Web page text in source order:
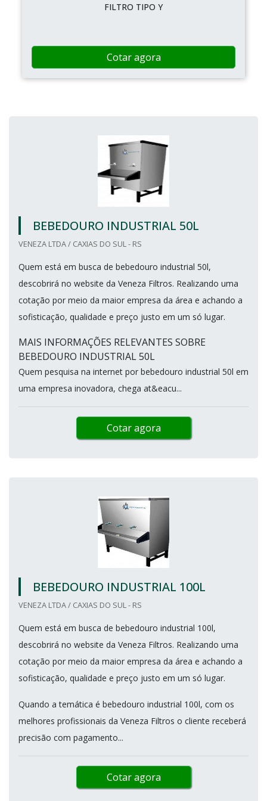
FILTRO TIPO Y
Cotar agora
BEBEDOURO INDUSTRIAL 50L
VENEZA LTDA / CAXIAS DO SUL - RS
Quem está em busca de bebedouro industrial 50l,
descobrirá no website da Veneza Filtros. Realizando uma
cotação por meio da maior empresa da área e achando a
sofisticação, qualidade e preço justo em um só lugar.
MAIS INFORMAÇÕES RELEVANTES SOBRE
BEBEDOURO INDUSTRIAL 50L
Quem pesquisa na internet por bebedouro industrial 50l em
uma empresa inovadora, chega at&eacu...
Cotar agora
BEBEDOURO INDUSTRIAL 100L
VENEZA LTDA / CAXIAS DO SUL - RS
Quem está em busca de bebedouro industrial 100l,
descobrirá no website da Veneza Filtros. Realizando uma
cotação por meio da maior empresa da área e achando a
sofisticação, qualidade e preço justo em um só lugar.
Quando a temática é bebedouro industrial 100l, com os
melhores profissionais da Veneza Filtros o cliente receberá
precisão com pagamento...
Cotar agora